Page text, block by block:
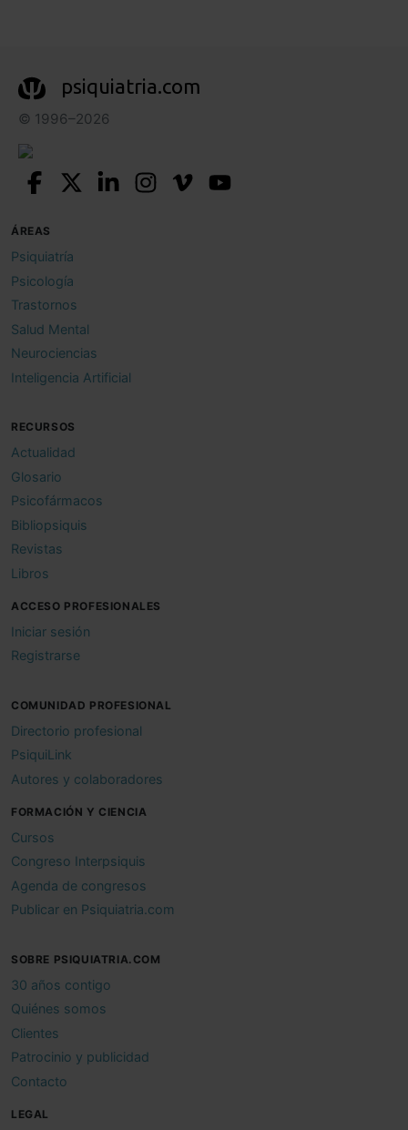
psiquiatria.com
© 1996–2026
ÁREAS
Psiquiatría
Psicología
Trastornos
Salud Mental
Neurociencias
Inteligencia Artificial
RECURSOS
Actualidad
Glosario
Psicofármacos
Bibliopsiquis
Revistas
Libros
ACCESO PROFESIONALES
Iniciar sesión
Registrarse
COMUNIDAD PROFESIONAL
Directorio profesional
PsiquiLink
Autores y colaboradores
FORMACIÓN Y CIENCIA
Cursos
Congreso Interpsiquis
Agenda de congresos
Publicar en Psiquiatria.com
SOBRE PSIQUIATRIA.COM
30 años contigo
Quiénes somos
Clientes
Patrocinio y publicidad
Contacto
LEGAL